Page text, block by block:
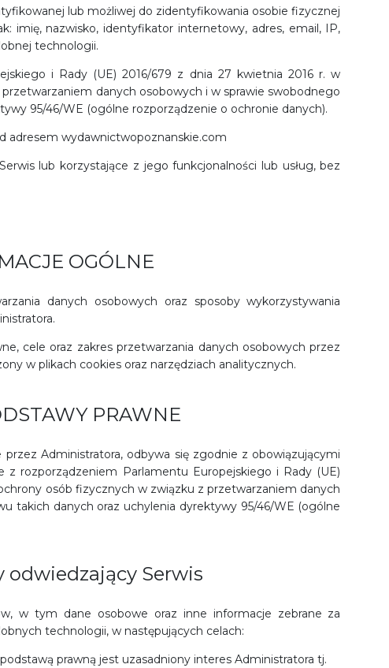
lub możliwej do zidentyfikowania osobie fizycznej
imię, nazwisko, identyfikator internetowy, adres, email, IP,
technologii.
i Rady (UE) 2016/679 z dnia 27 kwietnia 2016 r. w
danych osobowych i w sprawie swobodnego
95/46/WE (ogólne rozporządzenie o ochronie danych).
adresem wydawnictwopoznanskie.com
lub korzystające z jego funkcjonalności lub usług, bez
OGÓLNE
danych osobowych oraz sposoby wykorzystywania
cele oraz zakres przetwarzania danych osobowych przez
w plikach cookies oraz narzędziach analitycznych.
PRAWNE
Administratora, odbywa się zgodnie z obowiązującymi
z rozporządzeniem Parlamentu Europejskiego i Rady (UE)
osób fizycznych w związku z przetwarzaniem danych
takich danych oraz uchylenia dyrektywy 95/46/WE (ogólne
odwiedzający Serwis
w tym dane osobowe oraz inne informacje zebrane za
technologii, w następujących celach:
prawną jest uzasadniony interes Administratora tj.